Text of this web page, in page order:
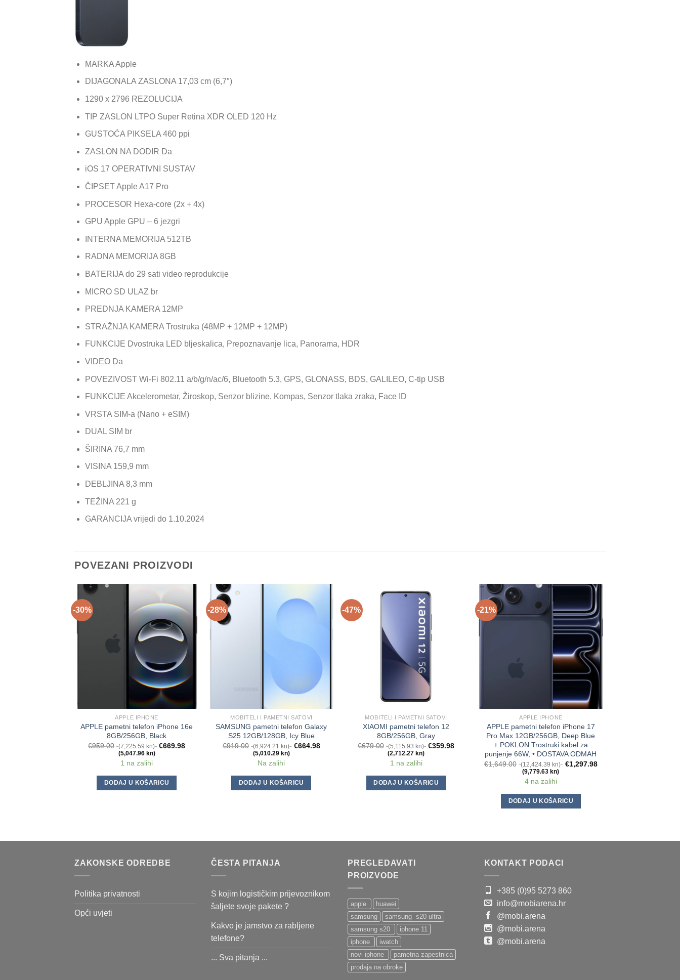
MARKA Apple
DIJAGONALA ZASLONA 17,03 cm (6,7″)
1290 x 2796 REZOLUCIJA
TIP ZASLON LTPO Super Retina XDR OLED 120 Hz
GUSTOĆA PIKSELA 460 ppi
ZASLON NA DODIR Da
iOS 17 OPERATIVNI SUSTAV
ČIPSET Apple A17 Pro
PROCESOR Hexa-core (2x + 4x)
GPU Apple GPU – 6 jezgri
INTERNA MEMORIJA 512TB
RADNA MEMORIJA 8GB
BATERIJA do 29 sati video reprodukcije
MICRO SD ULAZ br
PREDNJA KAMERA 12MP
STRAŽNJA KAMERA Trostruka (48MP + 12MP + 12MP)
FUNKCIJE Dvostruka LED bljeskalica, Prepoznavanje lica, Panorama, HDR
VIDEO Da
POVEZIVOST Wi-Fi 802.11 a/b/g/n/ac/6, Bluetooth 5.3, GPS, GLONASS, BDS, GALILEO, C-tip USB
FUNKCIJE Akcelerometar, Žiroskop, Senzor blizine, Kompas, Senzor tlaka zraka, Face ID
VRSTA SIM-a (Nano + eSIM)
DUAL SIM br
ŠIRINA 76,7 mm
VISINA 159,9 mm
DEBLJINA 8,3 mm
TEŽINA 221 g
GARANCIJA vrijedi do 1.10.2024
POVEZANI PROIZVODI
-30%
APPLE IPHONE
APPLE pametni telefon iPhone 16e
8GB/256GB, Black
€959.00 (7,225.59 kn) €669.98
(5,047.96 kn)
1 na zalihi
DODAJ U KOŠARICU
-28%
MOBITELI I PAMETNI SATOVI
SAMSUNG pametni telefon Galaxy
S25 12GB/128GB, Icy Blue
€919.00 (6,924.21 kn) €664.98
(5,010.29 kn)
Na zalihi
DODAJ U KOŠARICU
-47%
MOBITELI I PAMETNI SATOVI
XIAOMI pametni telefon 12
8GB/256GB, Gray
€679.00 (5,115.93 kn) €359.98
(2,712.27 kn)
1 na zalihi
DODAJ U KOŠARICU
-21%
APPLE IPHONE
APPLE pametni telefon iPhone 17
Pro Max 12GB/256GB, Deep Blue
+ POKLON Trostruki kabel za
punjenje 66W, • DOSTAVA ODMAH
€1,649.00 (12,424.39 kn) €1,297.98
(9,779.63 kn)
4 na zalihi
DODAJ U KOŠARICU
ZAKONSKE ODREDBE
Politika privatnosti
Opći uvjeti
ČESTA PITANJA
S kojim logističkim prijevoznikom
šaljete svoje pakete ?
Kakvo je jamstvo za rabljene
telefone?
... Sva pitanja ...
PREGLEDAVATI
PROIZVODE
apple
huawei
samsung
samsung s20 ultra
samsung s20
iphone 11
iphone
iwatch
novi iphone
pametna zapestnica
prodaja na obroke
KONTAKT PODACI
+385 (0)95 5273 860
info@mobiarena.hr
@mobi.arena
@mobi.arena
@mobi.arena